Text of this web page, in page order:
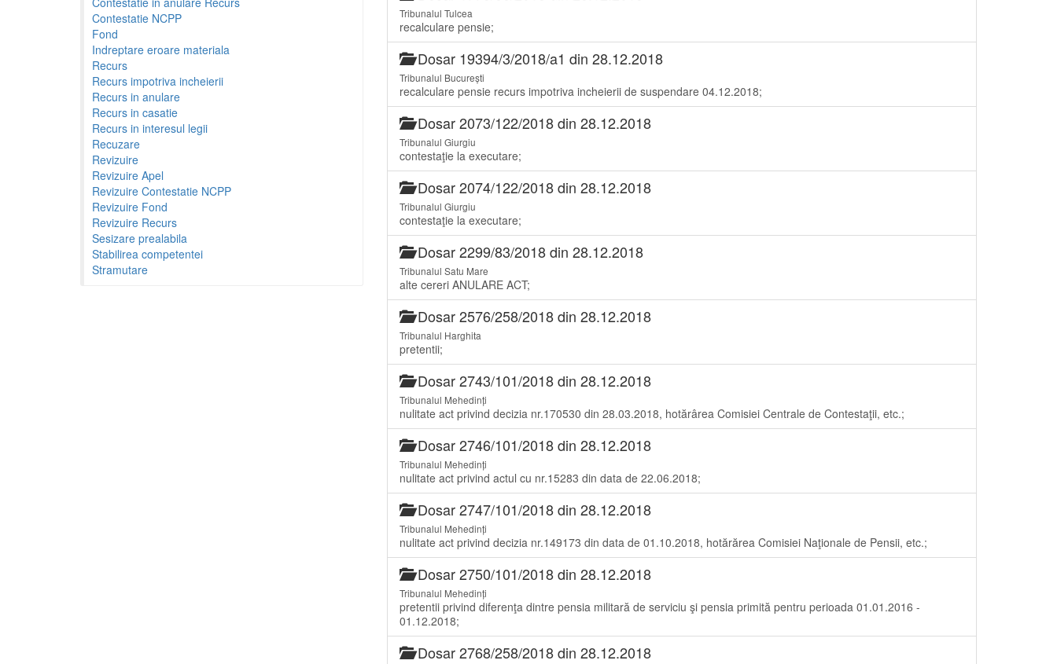
Contestatie NCPP
Fond
Indreptare eroare materiala
Recurs
Recurs impotriva incheierii
Recurs in anulare
Recurs in casatie
Recurs in interesul legii
Recuzare
Revizuire
Revizuire Apel
Revizuire Contestatie NCPP
Revizuire Fond
Revizuire Recurs
Sesizare prealabila
Stabilirea competentei
Stramutare
Tribunalul Tulcea
recalculare pensie;
Dosar 19394/3/2018/a1 din 28.12.2018
Tribunalul București
recalculare pensie recurs impotriva incheierii de suspendare 04.12.2018;
Dosar 2073/122/2018 din 28.12.2018
Tribunalul Giurgiu
contestaţie la executare;
Dosar 2074/122/2018 din 28.12.2018
Tribunalul Giurgiu
contestaţie la executare;
Dosar 2299/83/2018 din 28.12.2018
Tribunalul Satu Mare
alte cereri ANULARE ACT;
Dosar 2576/258/2018 din 28.12.2018
Tribunalul Harghita
pretentii;
Dosar 2743/101/2018 din 28.12.2018
Tribunalul Mehedinți
nulitate act privind decizia nr.170530 din 28.03.2018, hotărârea Comisiei Centrale de Contestaţii, etc.;
Dosar 2746/101/2018 din 28.12.2018
Tribunalul Mehedinți
nulitate act privind actul cu nr.15283 din data de 22.06.2018;
Dosar 2747/101/2018 din 28.12.2018
Tribunalul Mehedinți
nulitate act privind decizia nr.149173 din data de 01.10.2018, hotărărea Comisiei Naţionale de Pensii, etc.;
Dosar 2750/101/2018 din 28.12.2018
Tribunalul Mehedinți
pretentii privind diferenţa dintre pensia militară de serviciu şi pensia primită pentru perioada 01.01.2016 -
01.12.2018;
Dosar 2768/258/2018 din 28.12.2018